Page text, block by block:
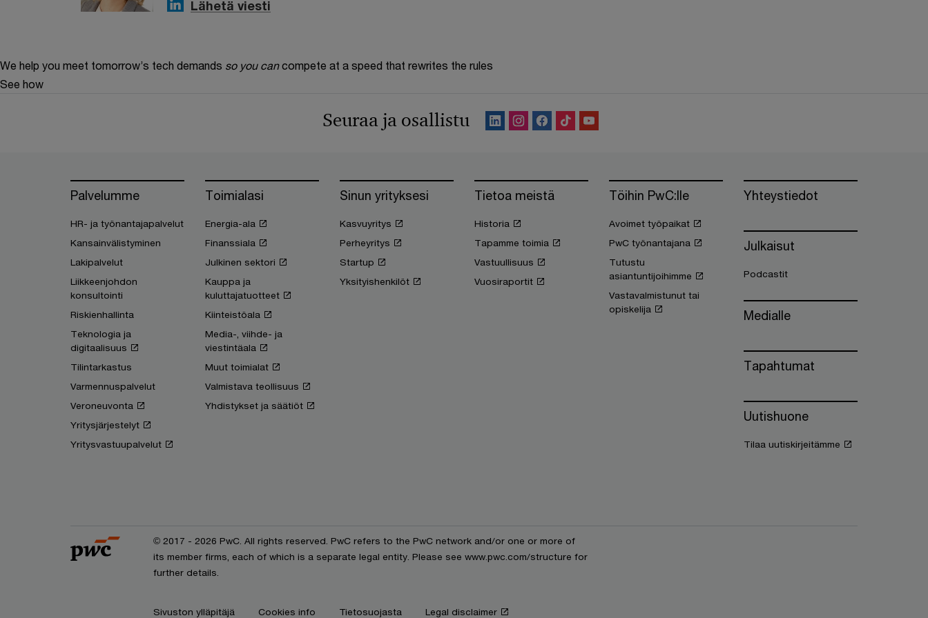
Lähetä viesti
We help you meet tomorrow’s tech demands so you can compete at a speed that rewrites the rules
See how
Seuraa ja osallistu
Palvelumme
HR- ja työnantajapalvelut
Kansainvälistyminen
Lakipalvelut
Liikkeenjohdon
konsultointi
Riskienhallinta
Teknologia ja
digitaalisuus
Tilintarkastus
Varmennuspalvelut
Veroneuvonta
Yritysjärjestelyt
Yritysvastuupalvelut
Toimialasi
Energia-ala
Finanssiala
Julkinen sektori
Kauppa ja
kuluttajatuotteet
Kiinteistöala
Media-, viihde- ja
viestintäala
Muut toimialat
Valmistava teollisuus
Yhdistykset ja säätiöt
Sinun yrityksesi
Kasvuyritys
Perheyritys
Startup
Yksityishenkilöt
Tietoa meistä
Historia
Tapamme toimia
Vastuullisuus
Vuosiraportit
Töihin PwC:lle
Avoimet työpaikat
PwC työnantajana
Tutustu
asiantuntijoihimme
Vastavalmistunut tai
opiskelija
Yhteystiedot
Julkaisut
Podcastit
Medialle
Tapahtumat
Uutishuone
Tilaa uutiskirjeitämme
© 2017 - 2026 PwC. All rights reserved. PwC refers to the PwC network and/or one or more of
its member firms, each of which is a separate legal entity. Please see www.pwc.com/structure for
further details.
Sivuston ylläpitäjä Cookies info Tietosuojasta Legal disclaimer